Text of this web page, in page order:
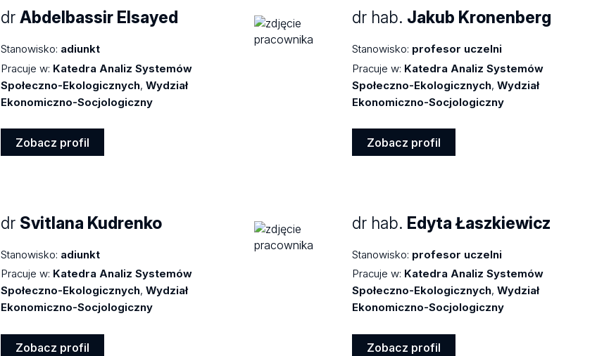
drAbdelbassir Elsayed
Stanowisko: adiunkt
Pracuje w: Katedra Analiz Systemów
Społeczno-Ekologicznych,Wydział
Ekonomiczno-Socjologiczny
Zobacz profil
dr hab. Jakub Kronenberg
Stanowisko: profesor uczelni
Pracuje w: Katedra Analiz Systemów
Społeczno-Ekologicznych,Wydział
Ekonomiczno-Socjologiczny
Zobacz profil
dr Svitlana Kudrenko
Stanowisko: adiunkt
Pracuje w: Katedra Analiz Systemów
Społeczno-Ekologicznych,Wydział
Ekonomiczno-Socjologiczny
Zobacz profil
dr hab. Edyta Łaszkiewicz
Stanowisko: profesor uczelni
Pracuje w: Katedra Analiz Systemów
Społeczno-Ekologicznych,Wydział
Ekonomiczno-Socjologiczny
Zobacz profil